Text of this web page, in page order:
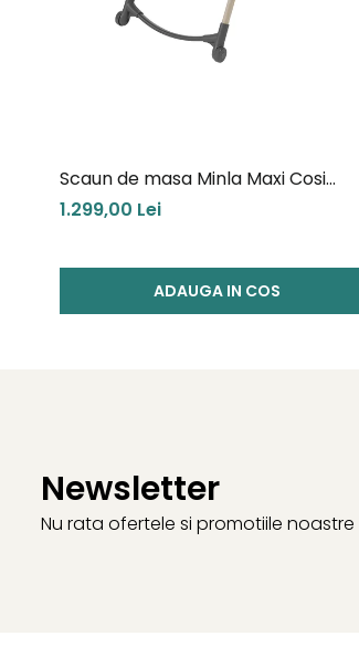
Scaun de masa Minla Maxi Cosi
Beyond Green eco
1.299,00 Lei
ADAUGA IN COS
Newsletter
Nu rata ofertele si promotiile noastre